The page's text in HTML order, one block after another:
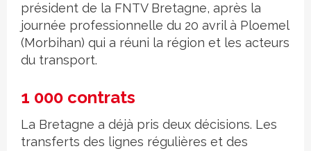
président de la FNTV Bretagne, après la
journée professionnelle du 20 avril à Ploemel
(Morbihan) qui a réuni la région et les acteurs
du transport.
1 000 contrats
La Bretagne a déjà pris deux décisions. Les
transferts des lignes régulières et des